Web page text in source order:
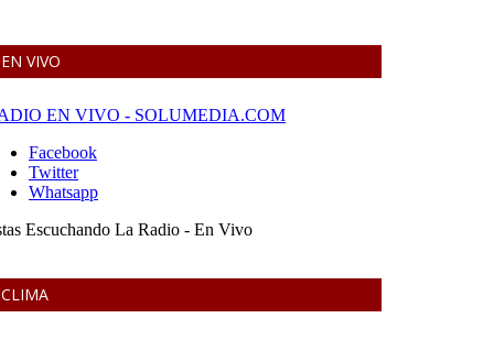
EN VIVO
CLIMA